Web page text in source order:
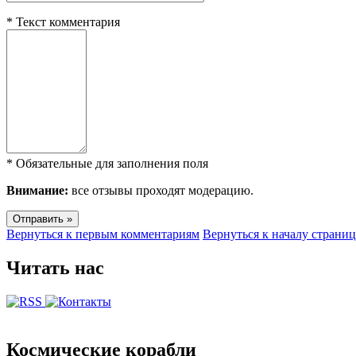
* Текст комментария
* Обязательные для заполнения поля
Внимание: все отзывы проходят модерацию.
Вернуться к первым комментариям Вернуться к началу
Читать нас
Космические корабли